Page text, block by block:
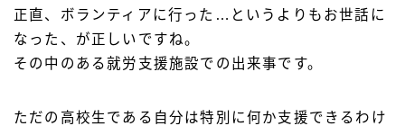
正直、ボランティアに行った…というよりもお世話に
なった、が正しいですね。
その中のある就労支援施設での出来事です。
ただの高校生である自分は特別に何か支援できるわけ